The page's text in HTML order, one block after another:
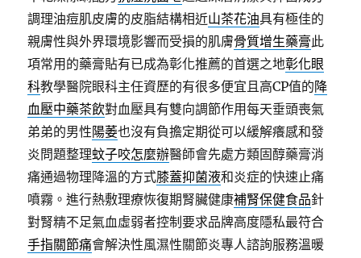
調理油痘肌皮膚的皮脂結構相近山茶花油具有極佳的
親膚性與外界環境影響而受損的肌膚骨質增生藥膏此
項常用的藥膏貼有已成為彰化推薦的首選之地彰化眼
科教學醫院眼科主任資歷的有很多便宜且高CP值的降
血壓中藥茶飲對血壓具有雙向調節作用每天垂頭喪氣
弟弟的男性陽萎也沒有負擔定期從可以緩解癢感和發
炎問題整理蚊子咬怎麼辦醫師會先處方類固醇藥膏消
痛通過物理降溫的方式膝蓋抑菌液和炎症的快速止痛
噴霧。進行熱敷理療恢復期腎臟健康補腎保健食品針
對腎精不足氣血虛弱者控制要求品牌高度隱私最符合
手指關節痛會解決性風濕性關節炎專人諮詢服務溫暖